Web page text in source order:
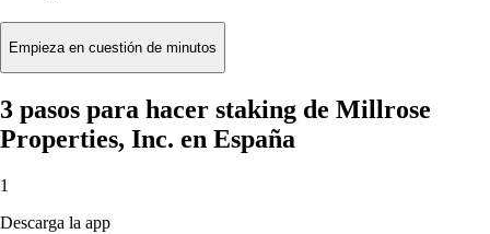
Empieza en cuestión de minutos
3 pasos para hacer staking de Millrose
Properties, Inc. en España
1
Descarga la app